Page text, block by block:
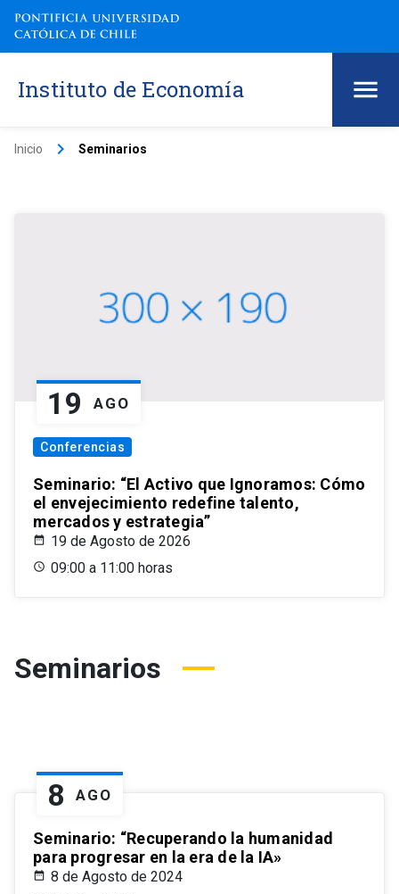
Instituto de Economía
Inicio keyboard_arrow_right Seminarios
19 AGO
Conferencias
Seminario: “El Activo que Ignoramos: Cómo
el envejecimiento redefine talento,
mercados y estrategia”
19 de Agosto de 2026
09:00 a 11:00 horas
Seminarios
8 AGO
Seminario: “Recuperando la humanidad
para progresar en la era de la IA»
8 de Agosto de 2024